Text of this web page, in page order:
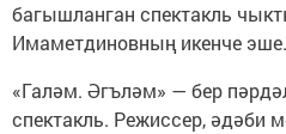
багышланган спектакль
Имаметдиновның икенче эше.
«Галәм. Әгъләм» — бер
спектакль. Режиссер, әдәби